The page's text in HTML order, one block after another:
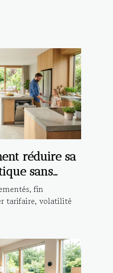
réduire sa
sans
fin
tarifaire, volatilité